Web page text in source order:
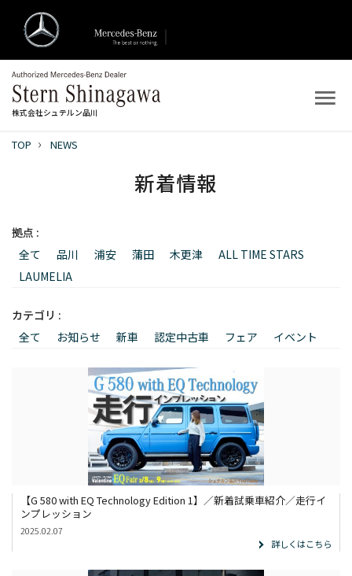
株式会社シュテルン品川
新着情報
メンテナンス
企業情報
採用情報
TOP NEWS
新着情報
拠点 :
全て
品川 浦安 蒲田 木更津
ALL TIME STARS
LAUMELIA
カテゴリ :
全て
お知らせ 新車 認定中古車 フェア イベント
【G 580 with EQ Technology Edition 1】／新着試乗車紹介／走行イ
ンプレッション
2025.02.07
詳しくはこちら